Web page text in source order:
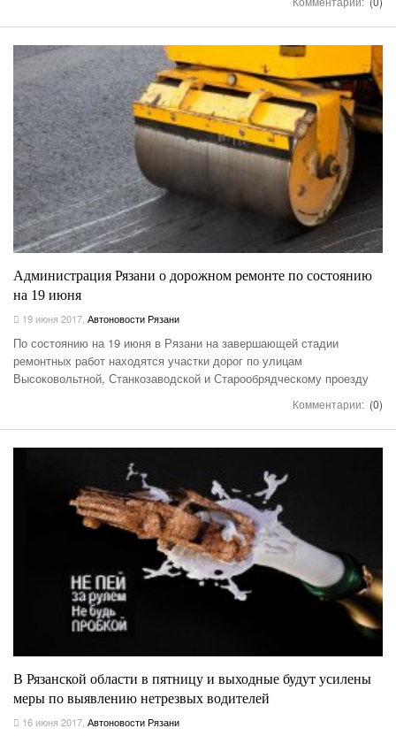
Администрация Рязани о дорожном ремонте по состоянию
на 19 июня
19 июня 2017, Автоновости Рязани
По состоянию на 19 июня в Рязани на завершающей стадии
ремонтных работ находятся участки дорог по улицам
Высоковольтной, Станкозаводской и Старообрядческому проезду
Комментарии: (0)
В Рязанской области в пятницу и выходные будут усилены
меры по выявлению нетрезвых водителей
16 июня 2017 Автоновости Рязани